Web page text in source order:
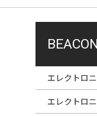
BEACON
エレクトロ
エレクトロ